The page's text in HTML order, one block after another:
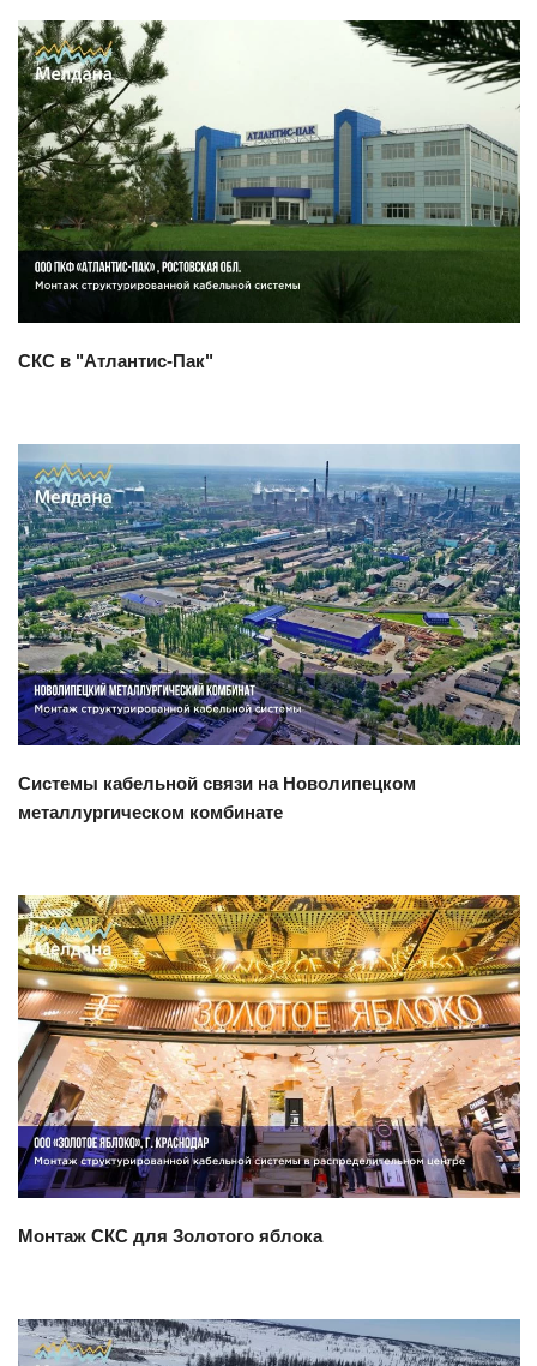
Смотреть проект
СКС в "Атлантис-Пак"
Смотреть проект
Системы кабельной связи на Новолипецком
металлургическом комбинате
Смотреть проект
Монтаж СКС для Золотого яблока